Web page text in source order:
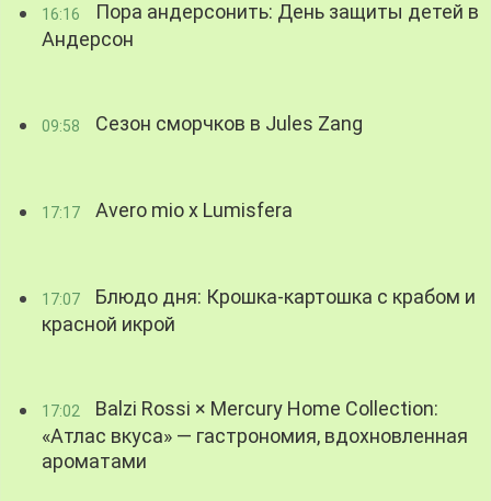
16:16
Пора андерсонить: День защиты детей в
Андерсон
09:58 Сезон сморчков в Jules Zang
17:17 Avero mio x Lumisfera
17:07
Блюдо дня: Крошка-картошка с крабом и
красной икрой
17:02
Balzi Rossi × Mercury Home Collection:
«Атлас вкуса» — гастрономия, вдохновленная
ароматами